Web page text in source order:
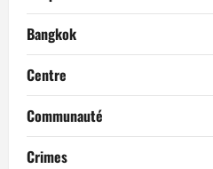
Bangkok
Centre
Communauté
Crimes